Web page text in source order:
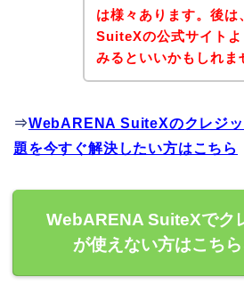
は様々あります。後
SuiteXの公式サイト
みるといいかもしれま
⇒WebARENA SuiteXのクレジッ
題を今すぐ解決したい方はこちら
WebARENA SuiteXでク
が使えない方はこち